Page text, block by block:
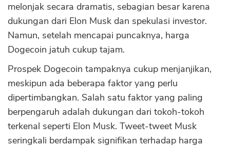
melonjak secara dramatis, sebagian besar karena
dukungan dari Elon Musk dan spekulasi investor.
Namun, setelah mencapai puncaknya, harga
Dogecoin jatuh cukup tajam.
Prospek Dogecoin tampaknya cukup menjanjikan,
meskipun ada beberapa faktor yang perlu
dipertimbangkan. Salah satu faktor yang paling
berpengaruh adalah dukungan dari tokoh-tokoh
terkenal seperti Elon Musk. Tweet-tweet Musk
seringkali berdampak signifikan terhadap harga